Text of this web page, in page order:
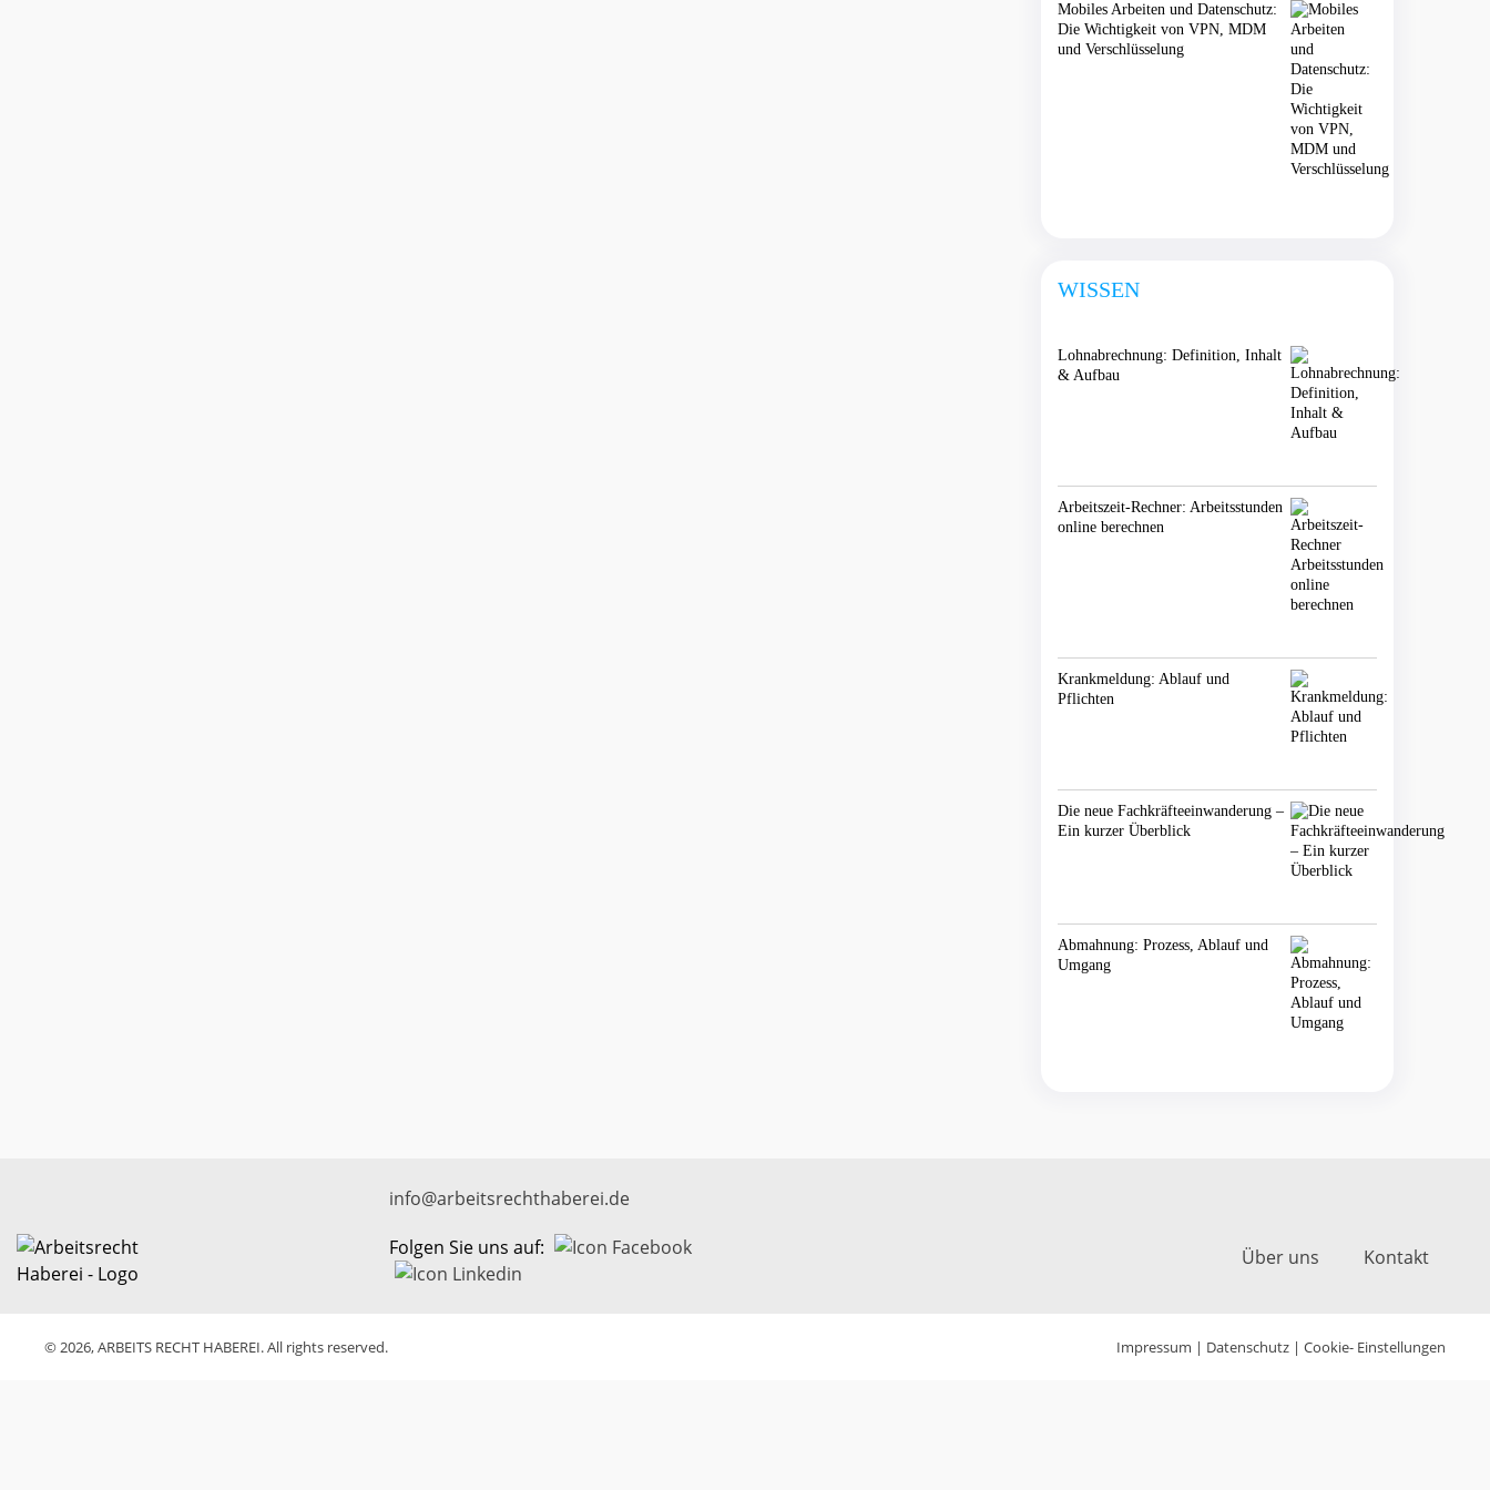
Mobiles Arbeiten und Datenschutz:
Die Wichtigkeit von VPN, MDM
und Verschlüsselung
WISSEN
Lohnabrechnung: Definition, Inhalt
& Aufbau
Arbeitszeit-Rechner: Arbeitsstunden
online berechnen
Krankmeldung: Ablauf und
Pflichten
Die neue Fachkräfteeinwanderung –
Ein kurzer Überblick
Abmahnung: Prozess, Ablauf und
Umgang
info@arbeitsrechthaberei.de
Folgen Sie uns auf:
Über uns Kontakt
© 2026, ARBEITS RECHT HABEREI. All rights reserved. Impressum | Datenschutz | Cookie- Einstellungen